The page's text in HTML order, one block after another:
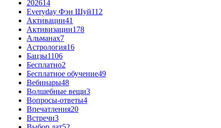
202614
Everyday Фэн Шуй112
Активации41
Активизации178
Альманах7
Астрология16
Бацзы1106
Бесплатно2
Бесплатное обучение49
Вебинары48
Волшебные вещи3
Вопросы-ответы4
Впечатления20
Встречи3